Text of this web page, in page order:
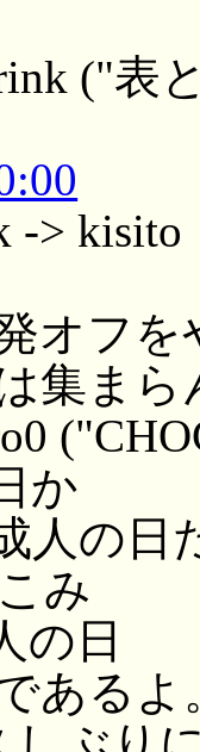
("表
-> kisito
オフを
集まら
か
人の日
み
の日
ある